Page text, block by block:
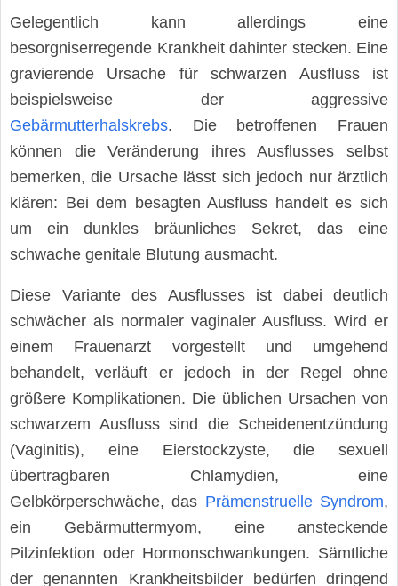
Gelegentlich kann allerdings eine
besorgniserregende Krankheit dahinter stecken. Eine
gravierende Ursache für schwarzen Ausfluss ist
beispielsweise der aggressive
Gebärmutterhalskrebs. Die betroffenen Frauen
können die Veränderung ihres Ausflusses selbst
bemerken, die Ursache lässt sich jedoch nur ärztlich
klären: Bei dem besagten Ausfluss handelt es sich
um ein dunkles bräunliches Sekret, das eine
schwache genitale Blutung ausmacht.
Diese Variante des Ausflusses ist dabei deutlich
schwächer als normaler vaginaler Ausfluss. Wird er
einem Frauenarzt vorgestellt und umgehend
behandelt, verläuft er jedoch in der Regel ohne
größere Komplikationen. Die üblichen Ursachen von
schwarzem Ausfluss sind die Scheidenentzündung
(Vaginitis), eine Eierstockzyste, die sexuell
übertragbaren Chlamydien, eine
Gelbkörperschwäche, das Prämenstruelle Syndrom,
ein Gebärmuttermyom, eine ansteckende
Pilzinfektion oder Hormonschwankungen. Sämtliche
der genannten Krankheitsbilder bedürfen dringend